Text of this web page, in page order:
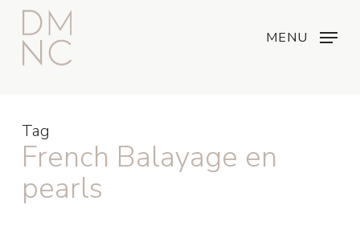
Skip
main
content
MENU
Tag
French Balayage en
pearls